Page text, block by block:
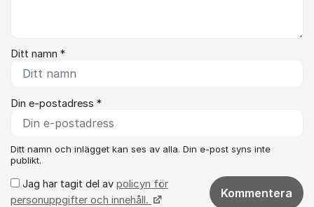
Ditt namn *
Din e-postadress *
Ditt namn och inlägget kan ses av alla. Din e-post syns inte
publikt.
Jag har tagit del av policyn för
personuppgifter och innehåll.
Kommentera